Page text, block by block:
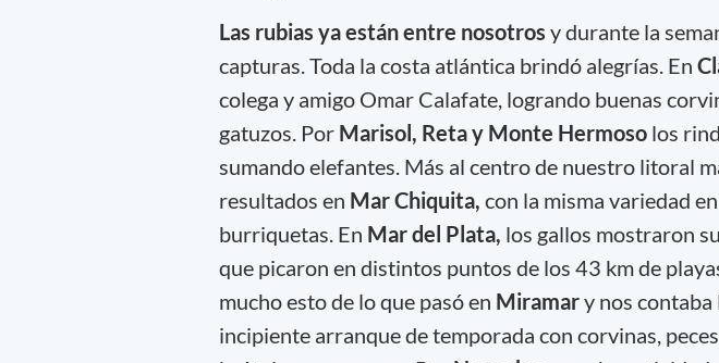
Las rubias ya están entre nosotros y durante la
capturas. Toda la costa atlántica brindó alegrías. En
colega y amigo Omar Calafate, logrando buenas
gatuzos. Por Marisol, Reta y Monte Hermoso los
sumando elefantes. Más al centro de nuestro litoral
resultados en Mar Chiquita, con la misma variedad
burriquetas. En Mar del Plata, los gallos mostraron
que picaron en distintos puntos de los 43 km de
mucho esto de lo que pasó en Miramary nos
incipiente arranque de temporada con corvinas,